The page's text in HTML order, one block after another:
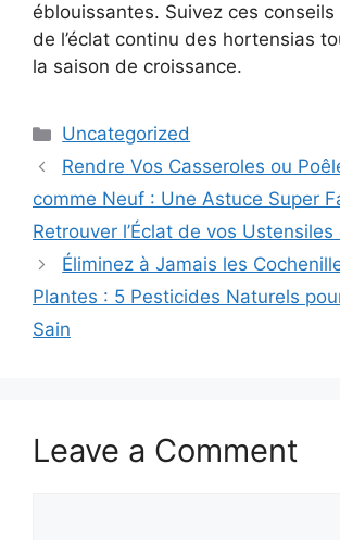
éblouissantes. Suivez ces
de l’éclat continu des hortensias
la saison de croissance.
Categories
Uncategorized
Rendre Vos Casseroles ou
comme Neuf : Une Astuce Super
Retrouver l’Éclat de vos
Éliminez à Jamais les
Plantes : 5 Pesticides Naturels
Sain
Leave a Comment